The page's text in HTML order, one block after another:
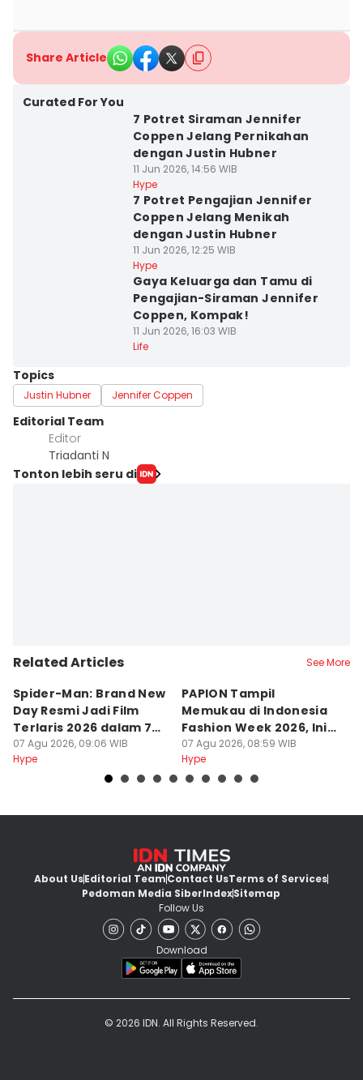
Share Article
Curated For You
7 Potret Siraman Jennifer
Coppen Jelang Pernikahan
dengan Justin Hubner
11 Jun 2026, 14:56 WIB
Hype
7 Potret Pengajian Jennifer
Coppen Jelang Menikah
dengan Justin Hubner
11 Jun 2026, 12:25 WIB
Hype
Gaya Keluarga dan Tamu di
Pengajian-Siraman Jennifer
Coppen, Kompak!
11 Jun 2026, 16:03 WIB
Life
Topics
Justin Hubner Jennifer Coppen
Editorial Team
Editor
Triadanti N
Tonton lebih seru di
Related Articles See More
Spider-Man: Brand New
Day Resmi Jadi Film
Terlaris 2026 dalam 7
Hari
07 Agu 2026, 09:06 WIB
Hype
PAPION Tampil
Memukau di Indonesia
Fashion Week 2026, Ini
Ceritanya
07 Agu 2026, 08:59 WIB
Hype
About UsEditorial TeamContact UsTerms of Services
Pedoman Media SiberIndexSitemap
Follow Us
Download
© 2026 IDN. All Rights Reserved.